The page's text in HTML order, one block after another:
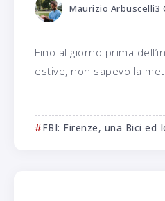
Maurizio Arbuscelli3
Fino al giorno prima
estive, non sapevo la
FBI: Firenze, una Bici ed